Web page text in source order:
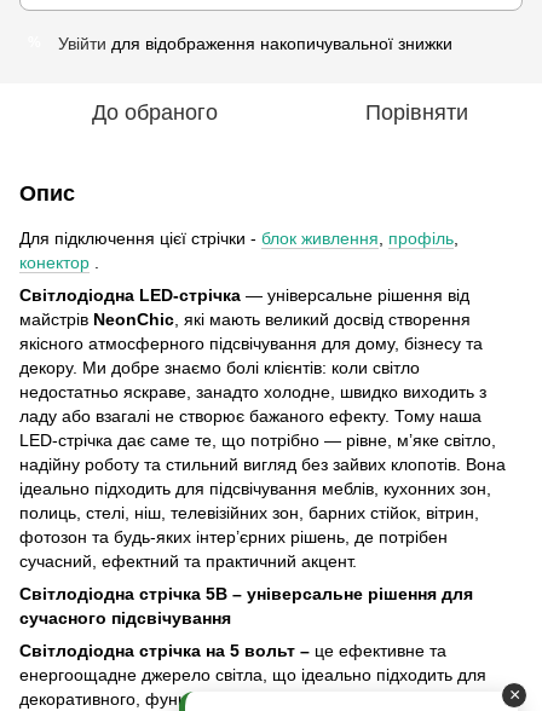
Увійти для відображення накопичувальної знижки
До обраного Порівняти
Опис
Для підключення цієї стрічки - блок живлення профіль
конектор
Світлодіодна LED-стрічка — універсальне рішення від
майстрів NeonСhіс , які мають великий досвід створення
якісного атмосферного підсвічування для дому, бізнесу та
декору. Ми добре знаємо болі клієнтів: коли світло
недостатньо яскраве, занадто холодне, швидко виходить з
ладу або взагалі не створює бажаного ефекту. Тому наша
LED-стрічка дає саме те, що потрібно — рівне, м’яке світло,
надійну роботу та стильний вигляд без зайвих клопотів. Вона
ідеально підходить для підсвічування меблів, кухонних зон,
полиць, стелі, ніш, телевізійних зон, барних стійок, вітрин,
фотозон та будь-яких інтер’єрних рішень, де потрібен
сучасний, ефектний та практичний акцент.
Світлодіодна стрічка 5В – універсальне рішення для
сучасного підсвічування
Світлодіодна стрічка на 5 вольт – це ефективне та
енергоощадне джерело світла, що ідеально підходить для
декоративного, функціонального або акцентного освітлення в×